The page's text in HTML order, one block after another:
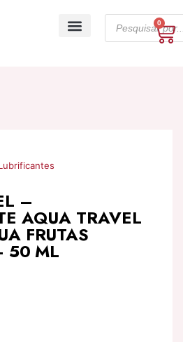
search
0
–
AQUA TRAVEL
FRUTAS
50 ML